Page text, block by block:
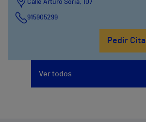
Calle Arturo Soria, 107
915905299
Pedir Cita
Ver todos